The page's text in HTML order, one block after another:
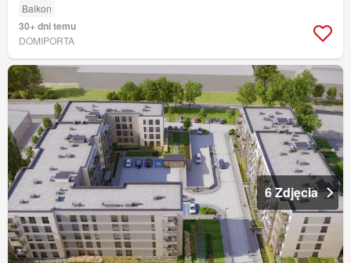
Balkon
30+ dni temu
DOMIPORTA
6 Zdjęcia